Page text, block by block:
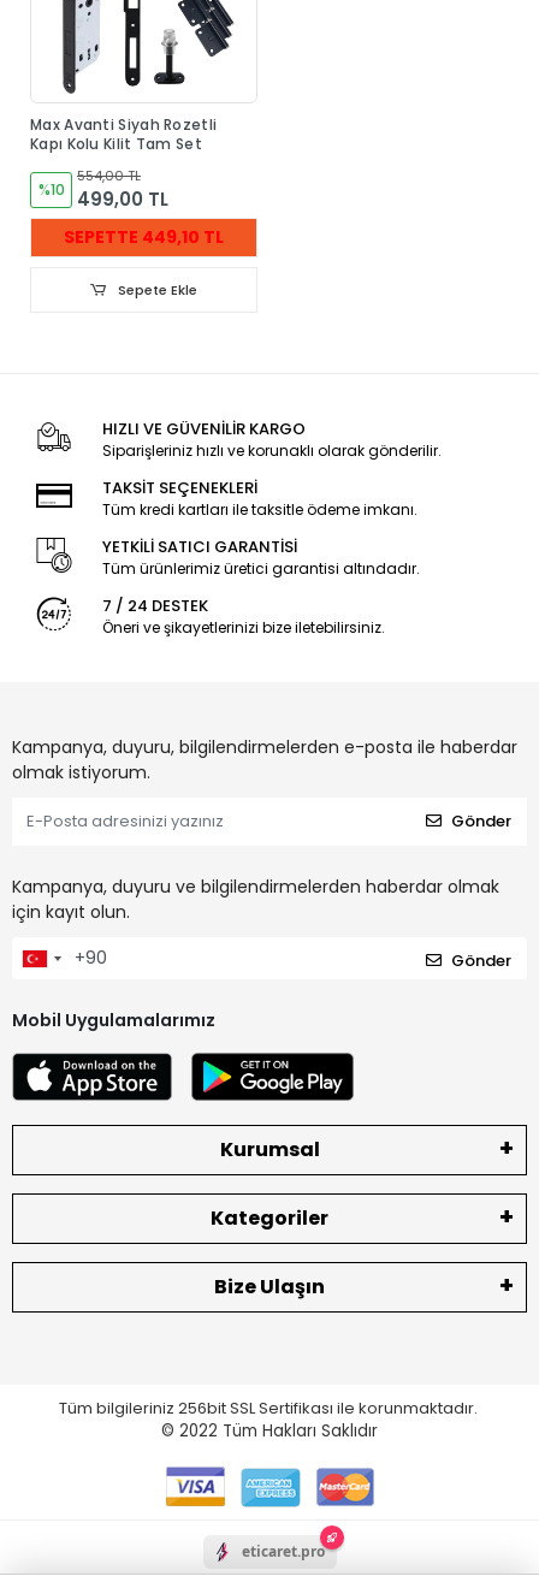
Max Avanti Siyah Rozetli
Kapı Kolu Kilit Tam Set
%10
554,00 TL
499,00 TL
SEPETTE 449,10 TL
Sepete Ekle
HIZLI VE GÜVENİLİR KARGO
Siparişleriniz hızlı ve korunaklı olarak gönderilir.
TAKSİT SEÇENEKLERİ
Tüm kredi kartları ile taksitle ödeme imkanı.
YETKİLİ SATICI GARANTİSİ
Tüm ürünlerimiz üretici garantisi altındadır.
7 / 24 DESTEK
Öneri ve şikayetlerinizi bize iletebilirsiniz.
Kampanya, duyuru, bilgilendirmelerden e-posta ile haberdar
olmak istiyorum.
Gönder
Kampanya, duyuru ve bilgilendirmelerden haberdar olmak
için kayıt olun.
Gönder
Mobil Uygulamalarımız
Kurumsal
Kategoriler
Bize Ulaşın
Tüm bilgileriniz 256bit SSL Sertifikası ile korunmaktadır.
© 2022 Tüm Hakları Saklıdır
eticaret.pro